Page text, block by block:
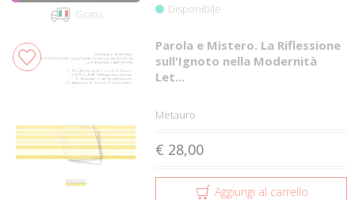
Gratis Disponibile
Parola e Mistero. La Riflessione
sull'Ignoto nella Modernità
Let...
Metauro
€ 28,00
Aggiungi al carrello